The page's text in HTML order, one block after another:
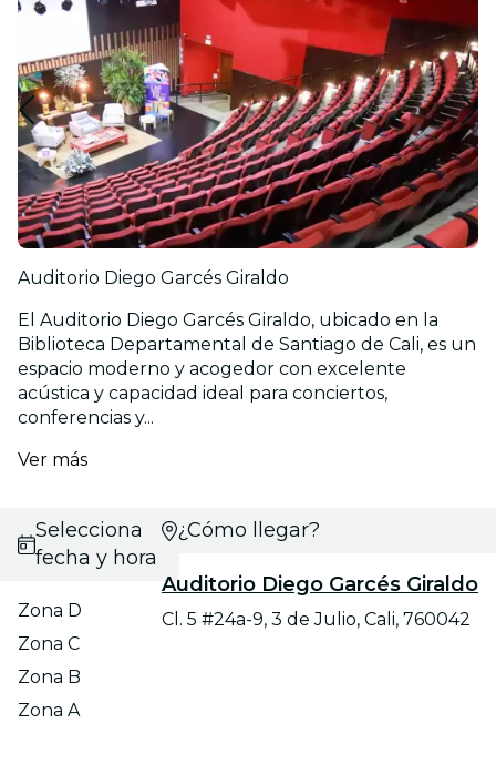
Auditorio Diego Garcés Giraldo
El Auditorio Diego Garcés Giraldo, ubicado en la
Biblioteca Departamental de Santiago de Cali, es un
espacio moderno y acogedor con excelente
acústica y capacidad ideal para conciertos,
conferencias y...
Ver más
Selecciona
fecha y hora
Zona D
Zona C
Zona B
Zona A
¿Cómo llegar?
Auditorio Diego Garcés Giraldo
Cl. 5 #24a-9, 3 de Julio, Cali, 760042